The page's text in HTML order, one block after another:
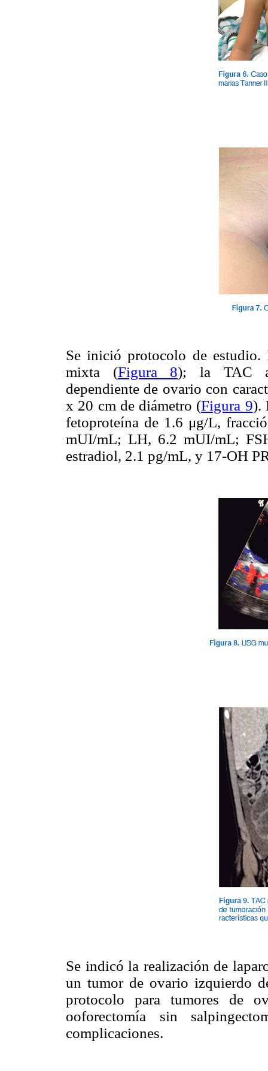
Se inició protocolo de
mixta (Figura 8); la TAC
dependiente de ovario con
x 20 cm de diámetro (Figura 9).
fetoproteína de 1.6 μg/L,
mUI/mL; LH, 6.2 mUI/mL;
estradiol, 2.1 pg/mL, y 17-OH
Se indicó la realización de
un tumor de ovario izquierdo
protocolo para tumores de
ooforectomía sin
complicaciones.